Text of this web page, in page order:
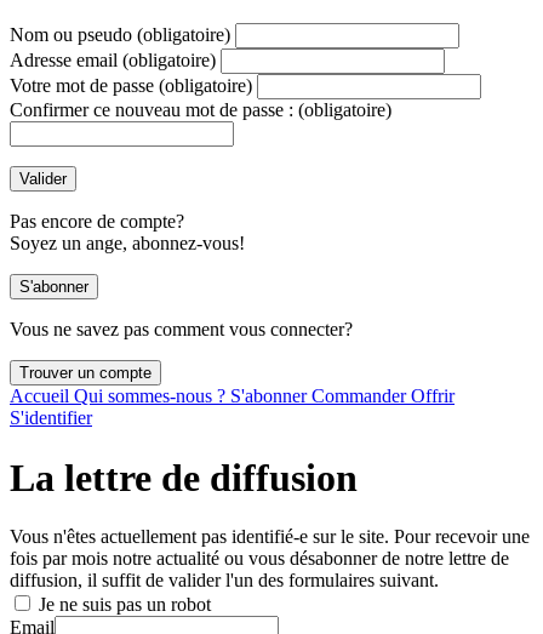
Nom ou pseudo (obligatoire)
Adresse email (obligatoire)
Votre mot de passe (obligatoire)
Confirmer ce nouveau mot de passe : (obligatoire)
Pas encore de compte?
Soyez un ange, abonnez-vous!
Vous ne savez pas comment vous connecter?
Accueil Qui sommes-nous ? S'abonnerCommanderOffrir
S'identifier
La lettre de diffusion
Vous n'êtes actuellement pas identifié-e sur le site. Pour recevoir une
fois par mois notre actualité ou vous désabonner de notre lettre de
diffusion, il suffit de valider l'un des formulaires suivant.
Je ne suis pas un robot
Email